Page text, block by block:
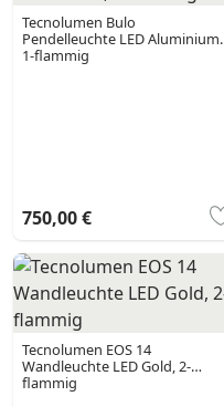
Tecnolumen Bulo
Pendelleuchte LED Aluminium,
1-flammig
750,00 €
Tecnolumen EOS 14
Wandleuchte LED Gold, 2-
flammig